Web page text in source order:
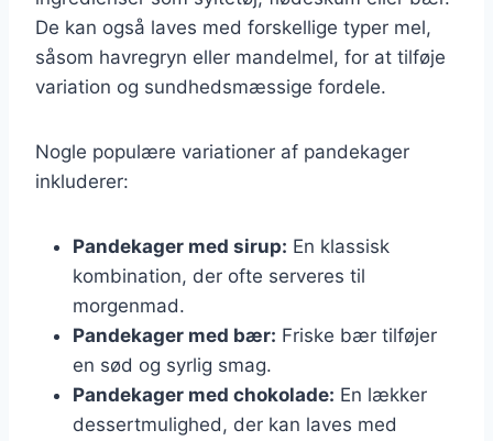
De kan også laves med forskellige typer mel,
såsom havregryn eller mandelmel, for at tilføje
variation og sundhedsmæssige fordele.
Nogle populære variationer af pandekager
inkluderer:
Pandekager med sirup: En klassisk
kombination, der ofte serveres til
morgenmad.
Pandekager med bær: Friske bær tilføjer
en sød og syrlig smag.
Pandekager med chokolade: En lækker
dessertmulighed, der kan laves med